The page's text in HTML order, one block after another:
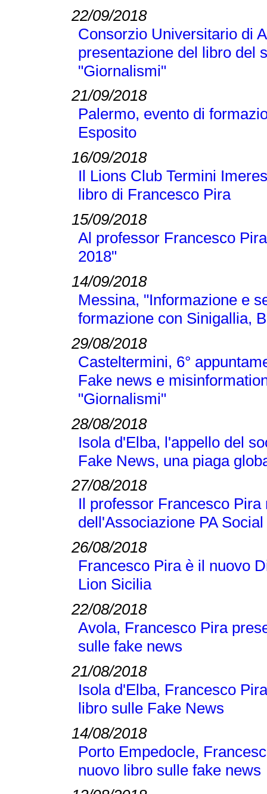
22/09/2018
Consorzio Universitario di
presentazione del libro del
"Giornalismi"
21/09/2018
Palermo, evento di
Esposito
16/09/2018
Il Lions Club Termini
libro di Francesco Pira
15/09/2018
Al professor Francesco
2018"
14/09/2018
Messina, "Informazione e
formazione con Sinigallia,
29/08/2018
Casteltermini, 6°
Fake news e
"Giornalismi"
28/08/2018
Isola d'Elba, l'appello del
Fake News, una piaga
27/08/2018
Il professor Francesco
dell'Associazione PA Social
26/08/2018
Francesco Pira è il nuovo
Lion Sicilia
22/08/2018
Avola, Francesco Pira
sulle fake news
21/08/2018
Isola d'Elba, Francesco
libro sulle Fake News
14/08/2018
Porto Empedocle,
nuovo libro sulle fake news